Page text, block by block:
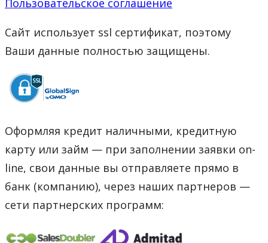
Пользовательское соглашение
Сайт использует ssl сертификат, поэтому
Ваши данные полностью защищены.
Оформляя кредит наличными, кредитную
карту или займ — при заполнении заявки on-
line, свои данные вы отправляете прямо в
банк (компанию), через наших партнеров —
сети партнерских программ: